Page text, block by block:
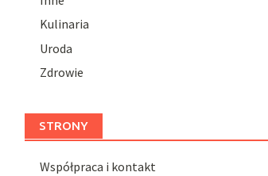
Kulinaria
Uroda
Zdrowie
STRONY
Współpraca i kontakt